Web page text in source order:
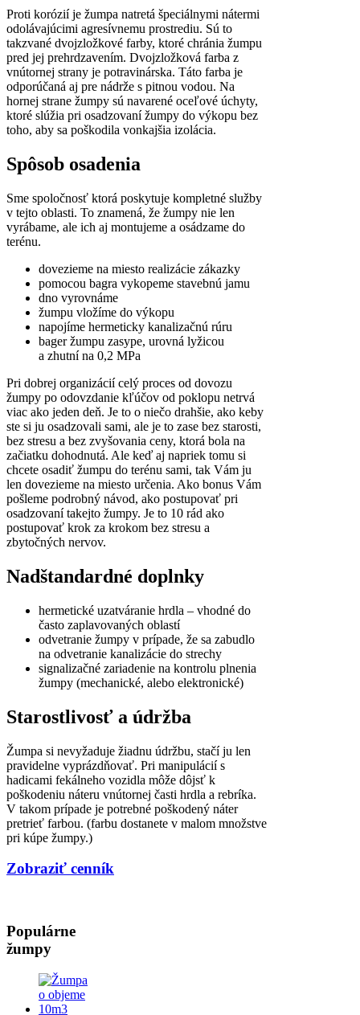
Proti korózií je žumpa natretá špeciálnymi nátermi
odolávajúcimi agresívnemu prostrediu. Sú to
takzvané dvojzložkové farby, ktoré chránia žumpu
pred jej prehrdzavením. Dvojzložková farba z
vnútornej strany je potravinárska. Táto farba je
odporúčaná aj pre nádrže s pitnou vodou. Na
hornej strane žumpy sú navarené oceľové úchyty,
ktoré slúžia pri osadzovaní žumpy do výkopu bez
toho, aby sa poškodila vonkajšia izolácia.
Spôsob osadenia
Sme spoločnosť ktorá poskytuje kompletné služby
v tejto oblasti. To znamená, že žumpy nie len
vyrábame, ale ich aj montujeme a osádzame do
terénu.
dovezieme na miesto realizácie zákazky
pomocou bagra vykopeme stavebnú jamu
dno vyrovnáme
žumpu vložíme do výkopu
napojíme hermeticky kanalizačnú rúru
bager žumpu zasype, urovná lyžicou
a zhutní na 0,2 MPa
Pri dobrej organizácií celý proces od dovozu
žumpy po odovzdanie kľúčov od poklopu netrvá
viac ako jeden deň. Je to o niečo drahšie, ako keby
ste si ju osadzovali sami, ale je to zase bez starosti,
bez stresu a bez zvyšovania ceny, ktorá bola na
začiatku dohodnutá. Ale keď aj napriek tomu si
chcete osadiť žumpu do terénu sami, tak Vám ju
len dovezieme na miesto určenia. Ako bonus Vám
pošleme podrobný návod, ako postupovať pri
osadzovaní takejto žumpy. Je to 10 rád ako
postupovať krok za krokom bez stresu a
zbytočných nervov.
Nadštandardné doplnky
hermetické uzatváranie hrdla – vhodné do
často zaplavovaných oblastí
odvetranie žumpy v prípade, že sa zabudlo
na odvetranie kanalizácie do strechy
signalizačné zariadenie na kontrolu plnenia
žumpy (mechanické, alebo elektronické)
Starostlivosť a údržba
Žumpa si nevyžaduje žiadnu údržbu, stačí ju len
pravidelne vyprázdňovať. Pri manipulácií s
hadicami fekálneho vozidla môže dôjsť k
poškodeniu náteru vnútornej časti hrdla a rebríka.
V takom prípade je potrebné poškodený náter
pretrieť farbou. (farbu dostanete v malom množstve
pri kúpe žumpy.)
Zobraziť cenník
Populárne
žumpy